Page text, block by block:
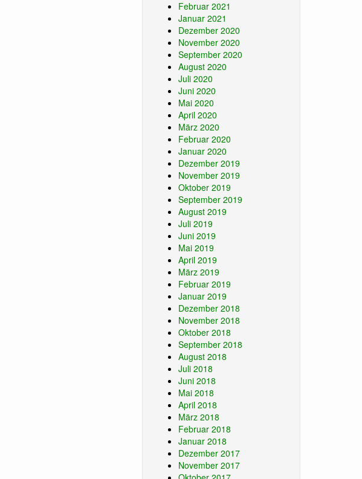
Februar 2021
Januar 2021
Dezember 2020
November 2020
September 2020
August 2020
Juli 2020
Juni 2020
Mai 2020
April 2020
März 2020
Februar 2020
Januar 2020
Dezember 2019
November 2019
Oktober 2019
September 2019
August 2019
Juli 2019
Juni 2019
Mai 2019
April 2019
März 2019
Februar 2019
Januar 2019
Dezember 2018
November 2018
Oktober 2018
September 2018
August 2018
Juli 2018
Juni 2018
Mai 2018
April 2018
März 2018
Februar 2018
Januar 2018
Dezember 2017
November 2017